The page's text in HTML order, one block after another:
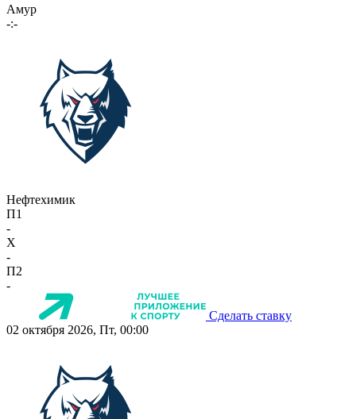
Амур
-:-
Нефтехимик
П1
-
X
-
П2
-
Сделать ставку
02 октября 2026, Пт, 00:00